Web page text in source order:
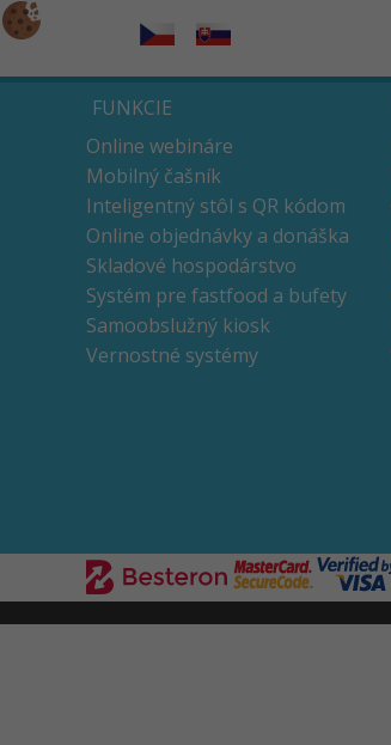
FUNKCIE
Online webináre
Mobilný čašník
Inteligentný stôl s QR kódom
Online objednávky a donáška
Skladové hospodárstvo
Systém pre fastfood a bufety
Samoobslužný kiosk
Vernostné systémy